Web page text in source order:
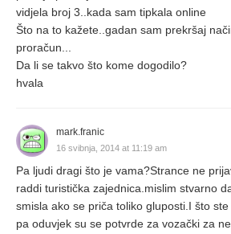
vidjela broj 3..kada sam tipkala online
Što na to kažete..gadan sam prekršaj
proračun...
Da li se takvo što kome dogodilo?
hvala
mark.franic
16 svibnja, 2014 at 11:19 am
Pa ljudi dragi što je vama?Strance ne
raddi turistička zajednica.mislim stvarno
smisla ako se priča toliko gluposti.I što
pa oduvjek su se potvrde za vozački za